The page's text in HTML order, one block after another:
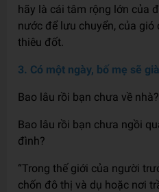
hãy là cái tâm rộng lớn của
nước để lưu chuyển, của
thiêu đốt.
3. Có một ngày, bố mẹ sẽ
Bao lâu rồi bạn chưa về nhà?
Bao lâu rồi bạn chưa ngồi
đình?
“Trong thế giới của người
chốn đô thị và dụ hoặc nơi